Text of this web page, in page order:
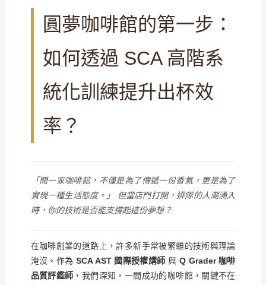
圓夢咖啡館的第一步：
如何透過 SCA 高階系
統化訓練提升出杯效
率？
「開一家咖啡館，不僅是為了傳遞一份香氣，更是為了
實現一種生活態度。」 但當店門打開，排隊的人潮湧入
時，你的技術是否能支撐起這份夢想？
在咖啡創業的道路上，許多新手常被繁雜的技術與理論
淹沒。作為SCA AST 國際授權講師 與Q Grader 咖啡
品質評鑑師 ，我們深知，一間成功的咖啡館，關鍵不在